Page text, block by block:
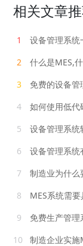
相关文章
1
设备管理系统
2
什么是MES,
3
免费的设备管
4
如何使用低代
5
设备管理系统
6
设备管理系统
7
制造业为什么
8
MES系统需要
9
免费生产管
10
制造企业实施